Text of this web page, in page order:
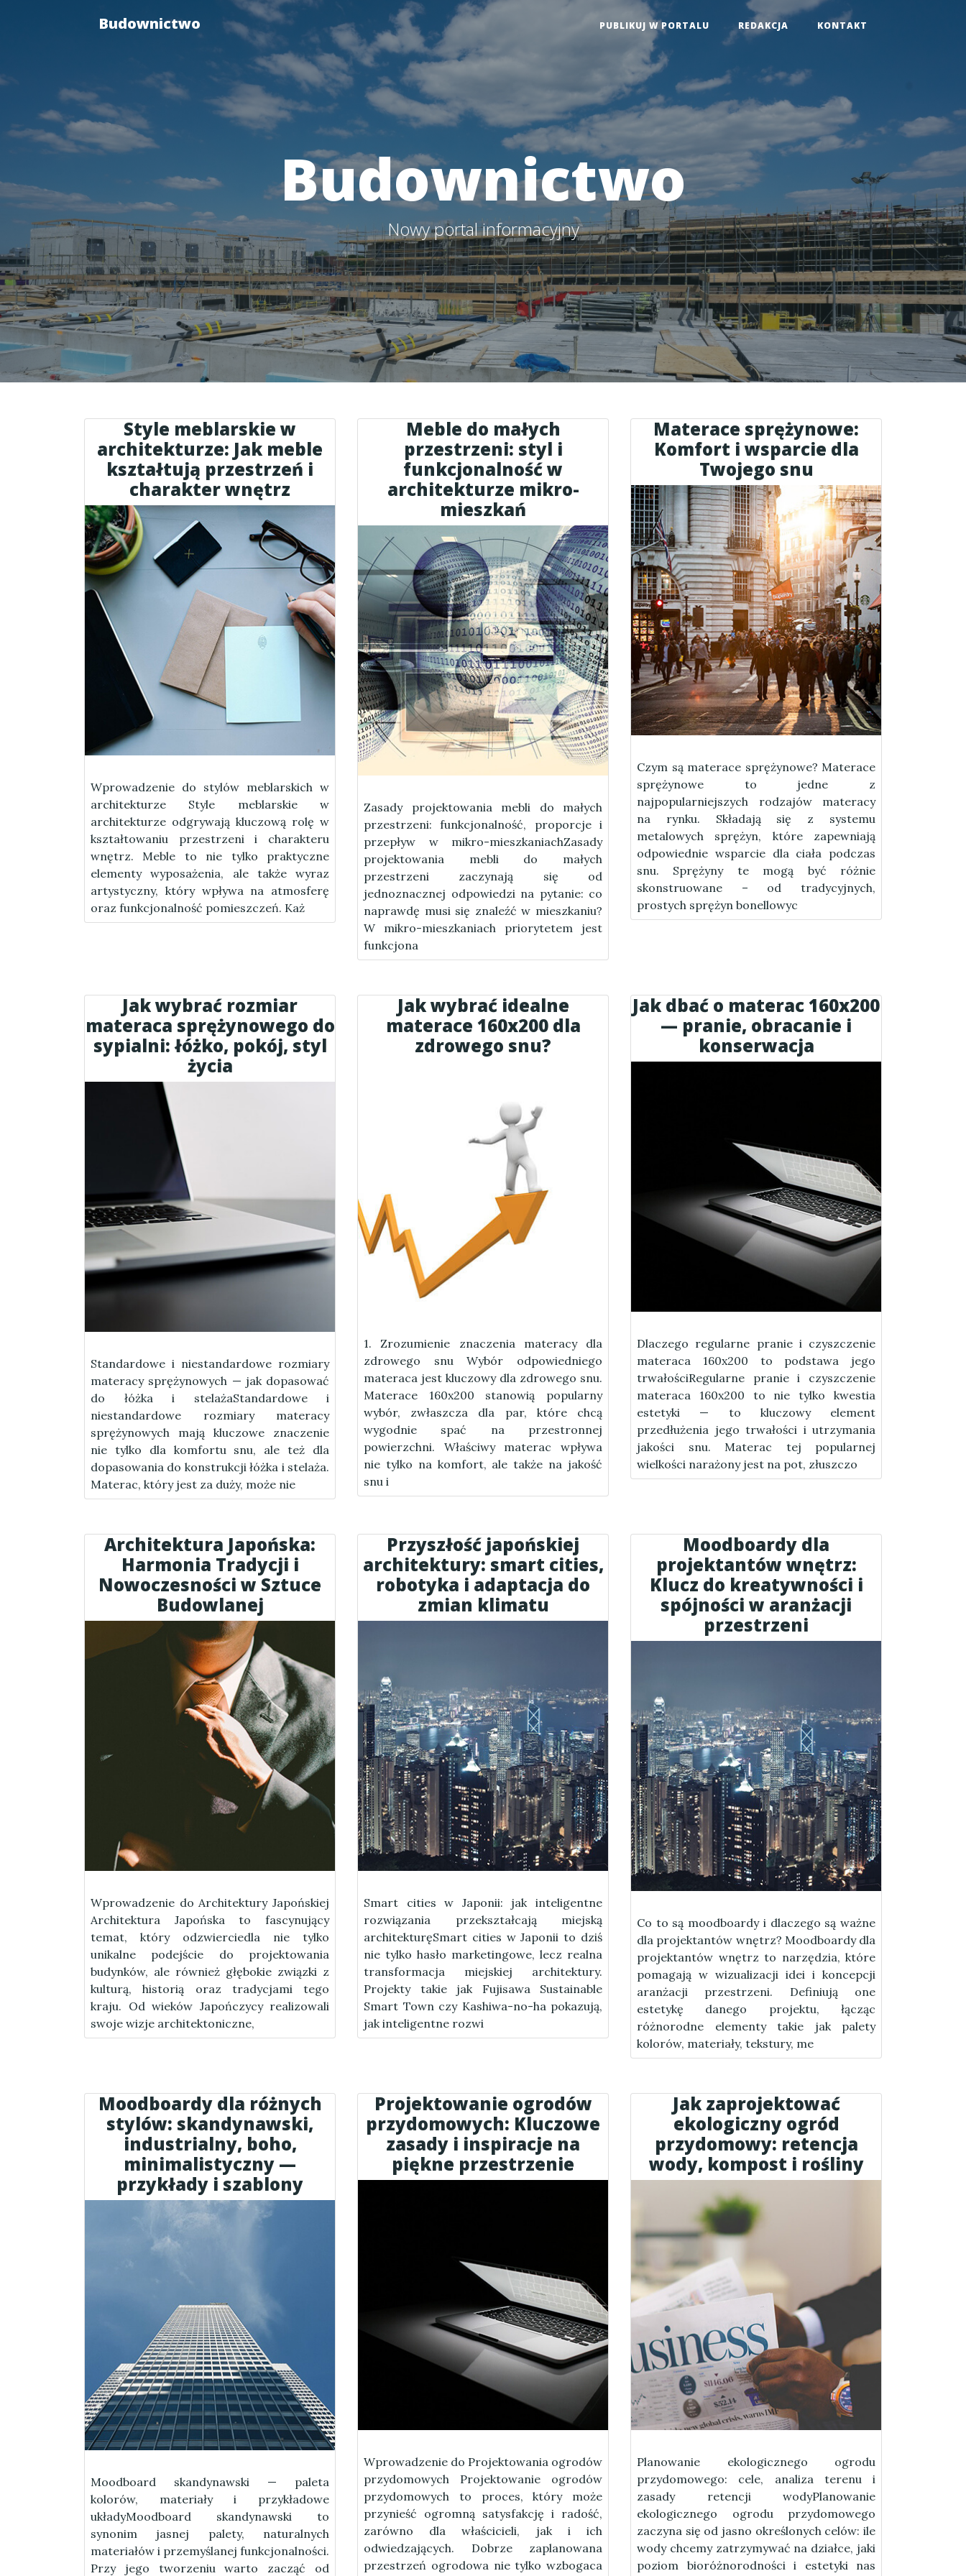
Budownictwo PUBLIKUJ W PORTALU REDAKCJA KONTAKT
Budownictwo
Nowy portal informacyjny
Style meblarskie w
architekturze: Jak meble
kształtują przestrzeń i
charakter wnętrz
Wprowadzenie do stylów meblarskich w
architekturze Style meblarskie w
architekturze odgrywają kluczową rolę w
kształtowaniu przestrzeni i charakteru
wnętrz. Meble to nie tylko praktyczne
elementy wyposażenia, ale także wyraz
artystyczny, który wpływa na atmosferę
oraz funkcjonalność pomieszczeń. Każ
Meble do małych
przestrzeni: styl i
funkcjonalność w
architekturze mikro-
mieszkań
Zasady projektowania mebli do małych
przestrzeni: funkcjonalność, proporcje i
przepływ w mikro-mieszkaniachZasady
projektowania mebli do małych
przestrzeni zaczynają się od
jednoznacznej odpowiedzi na pytanie: co
naprawdę musi się znaleźć w mieszkaniu?
W mikro-mieszkaniach priorytetem jest
funkcjona
Materace sprężynowe:
Komfort i wsparcie dla
Twojego snu
Czym są materace sprężynowe? Materace
sprężynowe to jedne z
najpopularniejszych rodzajów materacy
na rynku. Składają się z systemu
metalowych sprężyn, które zapewniają
odpowiednie wsparcie dla ciała podczas
snu. Sprężyny te mogą być różnie
skonstruowane – od tradycyjnych,
prostych sprężyn bonellowyc
Jak wybrać rozmiar
materaca sprężynowego do
sypialni: łóżko, pokój, styl
życia
Standardowe i niestandardowe rozmiary
materacy sprężynowych — jak dopasować
do łóżka i stelażaStandardowe i
niestandardowe rozmiary materacy
sprężynowych mają kluczowe znaczenie
nie tylko dla komfortu snu, ale też dla
dopasowania do konstrukcji łóżka i stelaża.
Materac, który jest za duży, może nie
Jak wybrać idealne
materace 160x200 dla
zdrowego snu?
1. Zrozumienie znaczenia materacy dla
zdrowego snu Wybór odpowiedniego
materaca jest kluczowy dla zdrowego snu.
Materace 160x200 stanowią popularny
wybór, zwłaszcza dla par, które chcą
wygodnie spać na przestronnej
powierzchni. Właściwy materac wpływa
nie tylko na komfort, ale także na jakość
snu i
Jak dbać o materac 160x200
— pranie, obracanie i
konserwacja
Dlaczego regularne pranie i czyszczenie
materaca 160x200 to podstawa jego
trwałościRegularne pranie i czyszczenie
materaca 160x200 to nie tylko kwestia
estetyki — to kluczowy element
przedłużenia jego trwałości i utrzymania
jakości snu. Materac tej popularnej
wielkości narażony jest na pot, złuszczo
Architektura Japońska:
Harmonia Tradycji i
Nowoczesności w Sztuce
Budowlanej
Wprowadzenie do Architektury Japońskiej
Architektura Japońska to fascynujący
temat, który odzwierciedla nie tylko
unikalne podejście do projektowania
budynków, ale również głębokie związki z
kulturą, historią oraz tradycjami tego
kraju. Od wieków Japończycy realizowali
swoje wizje architektoniczne,
Przyszłość japońskiej
architektury: smart cities,
robotyka i adaptacja do
zmian klimatu
Smart cities w Japonii: jak inteligentne
rozwiązania przekształcają miejską
architekturęSmart cities w Japonii to dziś
nie tylko hasło marketingowe, lecz realna
transformacja miejskiej architektury.
Projekty takie jak Fujisawa Sustainable
Smart Town czy Kashiwa-no-ha pokazują,
jak inteligentne rozwi
Moodboardy dla
projektantów wnętrz:
Klucz do kreatywności i
spójności w aranżacji
przestrzeni
Co to są moodboardy i dlaczego są ważne
dla projektantów wnętrz? Moodboardy dla
projektantów wnętrz to narzędzia, które
pomagają w wizualizacji idei i koncepcji
aranżacji przestrzeni. Definiują one
estetykę danego projektu, łącząc
różnorodne elementy takie jak palety
kolorów, materiały, tekstury, me
Moodboardy dla różnych
stylów: skandynawski,
industrialny, boho,
minimalistyczny —
przykłady i szablony
Moodboard skandynawski — paleta
kolorów, materiały i przykładowe
układyMoodboard skandynawski to
synonim jasnej palety, naturalnych
materiałów i przemyślanej funkcjonalności.
Przy jego tworzeniu warto zacząć od
Projektowanie ogrodów
przydomowych: Kluczowe
zasady i inspiracje na
piękne przestrzenie
Wprowadzenie do Projektowania ogrodów
przydomowych Projektowanie ogrodów
przydomowych to proces, który może
przynieść ogromną satysfakcję i radość,
zarówno dla właścicieli, jak i ich
odwiedzających. Dobrze zaplanowana
przestrzeń ogrodowa nie tylko wzbogaca
Jak zaprojektować
ekologiczny ogród
przydomowy: retencja
wody, kompost i rośliny
Planowanie ekologicznego ogrodu
przydomowego: cele, analiza terenu i
zasady retencji wodyPlanowanie
ekologicznego ogrodu przydomowego
zaczyna się od jasno określonych celów: ile
wody chcemy zatrzymywać na działce, jaki
poziom bioróżnorodności i estetyki nas